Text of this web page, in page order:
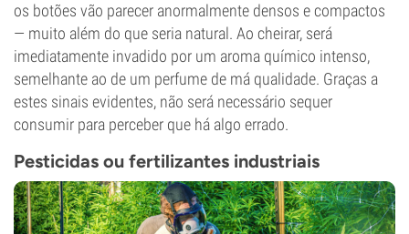
os botões vão parecer anormalmente densos e compactos
— muito além do que seria natural. Ao cheirar, será
imediatamente invadido por um aroma químico intenso,
semelhante ao de um perfume de má qualidade. Graças a
estes sinais evidentes, não será necessário sequer
consumir para perceber que há algo errado.
Pesticidas ou fertilizantes industriais